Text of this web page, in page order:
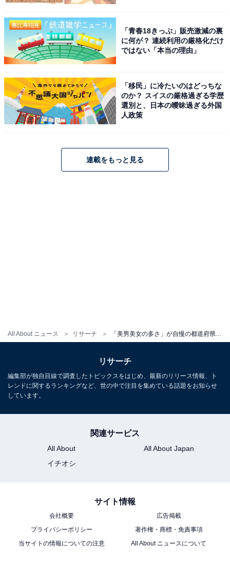
All About ニュース リサーチ
「青春18きっぷ」販売激減の裏
に何が？ 連続利用の厳格化だけ
ではない「本当の理由」
「移民」に冷たいのはどっちな
のか？ スイスの厳格過ぎる学歴
選別と、日本の曖昧過ぎる外国
人政策
連載をもっと見る
リサーチ
編集部が独自目線で調査したトピックスをはじめ、最新のリリース情報、ト
レンドに関するランキングなど、世の中で注目を集めている話題をお知らせ
しています。
関連サービス
All About
All About Japan
イチオシ
サイト情報
会社概要
広告掲載
プライバシーポリシー
著作権・商標・免責事項
当サイトの情報についての注意
All About ニュースについて